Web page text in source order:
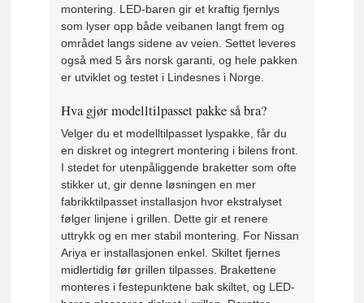
montering. LED-baren gir et kraftig fjernlys
som lyser opp både veibanen langt frem og
området langs sidene av veien. Settet leveres
også med 5 års norsk garanti, og hele pakken
er utviklet og testet i Lindesnes i Norge.
Hva gjør modelltilpasset pakke så bra?
Velger du et modelltilpasset lyspakke, får du
en diskret og integrert montering i bilens front.
I stedet for utenpåliggende braketter som ofte
stikker ut, gir denne løsningen en mer
fabrikktilpasset installasjon hvor ekstralyset
følger linjene i grillen. Dette gir et renere
uttrykk og en mer stabil montering. For Nissan
Ariya er installasjonen enkel. Skiltet fjernes
midlertidig før grillen tilpasses. Brakettene
monteres i festepunktene bak skiltet, og LED-